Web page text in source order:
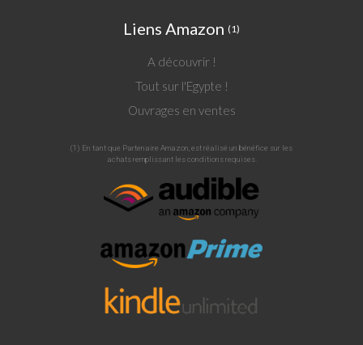
Liens Amazon (1)
A découvrir !
Tout sur l'Egypte !
Ouvrages en ventes
(1) En tant que Partenaire Amazon, est réalisé un bénéfice sur les
achats remplissant les conditions requises.